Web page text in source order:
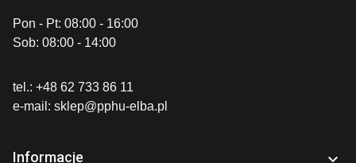
Pon - Pt: 08:00 - 16:00
Sob: 08:00 - 14:00
tel.: +48 62 733 86 11
e-mail: sklep@pphu-elba.pl
Informacje